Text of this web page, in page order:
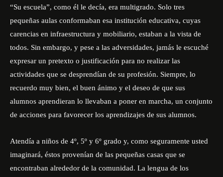
“Su escuela”, como él le decía, era multigrado. Solo tres
pequeñas aulas conformaban esa institución educativa, cuyas
carencias en infraestructura y mobiliario, estaban a la vista de
todos. Sin embargo, y pese a las adversidades, jamás le escuché
expresar un pretexto o justificación para no realizar las
actividades que se desprendían de su profesión. Siempre, lo
recuerdo muy bien, el buen ánimo y el deseo de que sus
alumnos aprendieran lo llevaban a poner en marcha, un conjunto
de acciones para favorecer los aprendizajes de sus alumnos.
Atendía a niños de 4º, 5º y 6º grado y, como seguramente usted
imaginará, éstos provenían de las pequeñas casas que se
encontraban alrededor de la comunidad. La lengua de los